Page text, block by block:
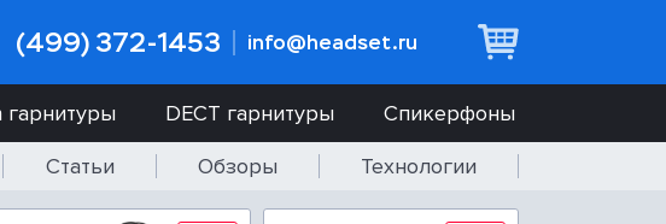
(499) 372-1453 info@headset.ru
DECT гарнитуры
Спикерфоны
Статьи Обзоры Технологии